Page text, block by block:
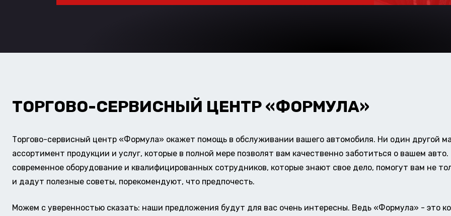
ТОРГОВО-СЕРВИСНЫЙ ЦЕНТР «ФОРМУЛА»
Торгово-сервисный центр «Формула» окажет помощь в обслуживании вашего автомобиля. Ни один другой
ассортимент продукции и услуг, которые в полной мере позволят вам качественно заботиться о вашем
современное оборудование и квалифицированных сотрудников, которые знают свое дело, помогут вам не
и дадут полезные советы, порекомендуют, что предпочесть.
Можем с уверенностью сказать: наши предложения будут для вас очень интересны. Ведь «Формула» - это